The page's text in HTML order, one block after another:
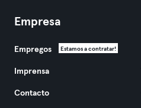
Empresa
Empregos Estamos a contratar!
Imprensa
Contacto